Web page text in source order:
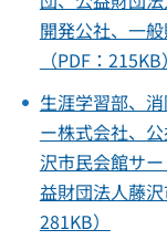
開発公社、一
（PDF：215KB）
生涯学習部、
ー株式会社、
沢市民会館サ
益財団法人藤
281KB）